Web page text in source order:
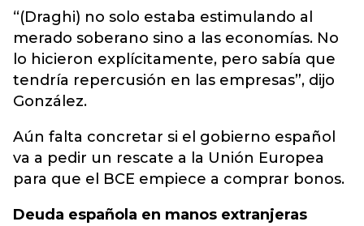
“(Draghi) no solo estaba estimulando al
merado soberano sino a las economías. No
lo hicieron explícitamente, pero sabía que
tendría repercusión en las empresas”, dijo
González.
Aún falta concretar si el gobierno español
va a pedir un rescate a la Unión Europea
para que el BCE empiece a comprar bonos.
Deuda española en manos extranjeras